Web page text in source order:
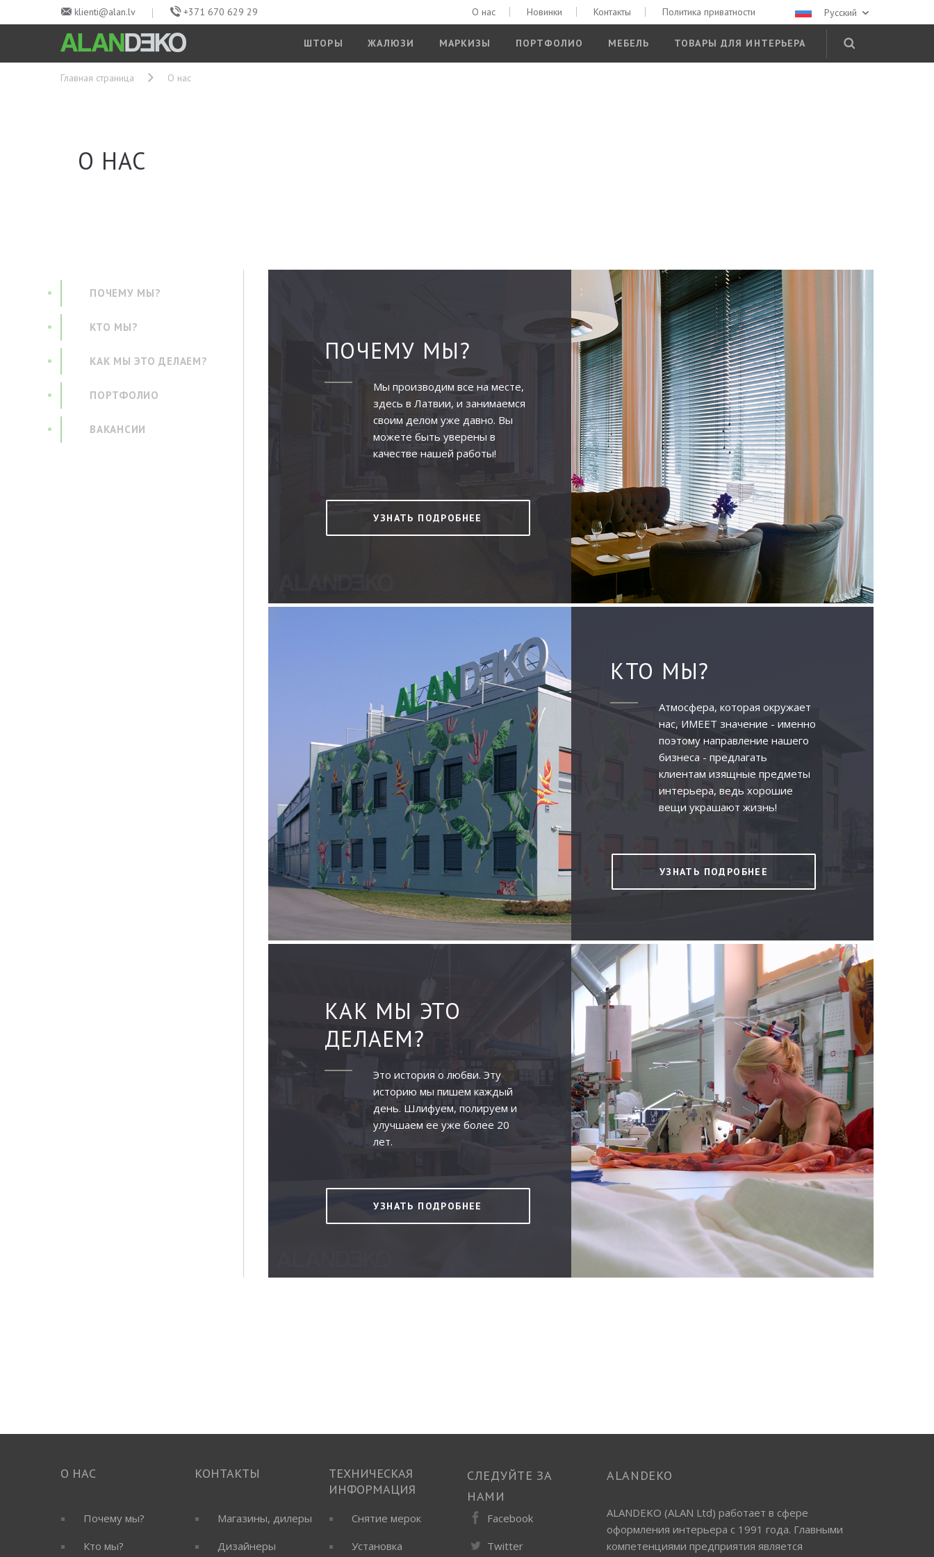
klienti@alan.lv +371 670 629 29 О нас Новинки Контакты Политика приватности Русский
ШТОРЫ ЖАЛЮЗИ МАРКИЗЫ ПОРТФОЛИО МЕБЕЛЬ ТОВАРЫ ДЛЯ ИНТЕРЬЕРА
Главная страница О нас
О НАС
ПОЧЕМУ МЫ?
КТО МЫ?
КАК МЫ ЭТО ДЕЛАЕМ?
ПОРТФОЛИО
ВАКАНСИИ
ПОЧЕМУ МЫ?
Мы производим все на месте,
здесь в Латвии, и занимаемся
своим делом уже давно. Вы
можете быть уверены в
качестве нашей работы!
УЗНАТЬ ПОДРОБНЕЕ
КТО МЫ?
Атмосфера, которая окружает
нас, ИМЕЕТ значение - именно
поэтому направление нашего
бизнеса - предлагать
клиентам изящные предметы
интерьера, ведь хорошие
вещи украшают жизнь!
УЗНАТЬ ПОДРОБНЕЕ
КАК МЫ ЭТО
ДЕЛАЕМ?
Это история о любви. Эту
историю мы пишем каждый
день. Шлифуем, полируем и
улучшаем ее уже более 20
лет.
УЗНАТЬ ПОДРОБНЕЕ
О НАС
Почему мы?
Кто мы?
КОНТАКТЫ
Магазины, дилеры
Дизайнеры
ТЕХНИЧЕСКАЯ
ИНФОРМАЦИЯ
Снятие мерок
Установка
СЛЕДУЙТЕ ЗА
НАМИ
Facebook
Twitter
ALANDEKO
ALANDEKO (ALAN Ltd) работает в сфере
оформления интерьера с 1991 года. Главными
компетенциями предприятия является